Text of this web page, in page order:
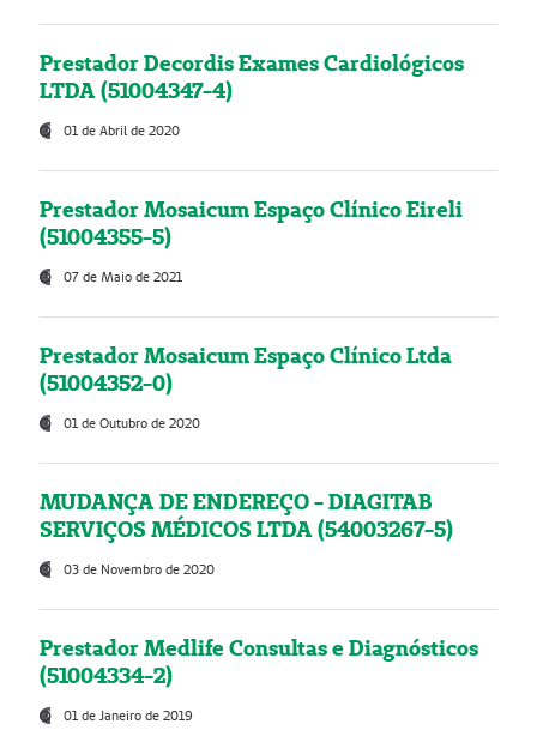
Prestador Decordis Exames Cardiológicos
LTDA (51004347-4)
01 de Abril de 2020
Prestador Mosaicum Espaço Clínico Eireli
(51004355-5)
07 de Maio de 2021
Prestador Mosaicum Espaço Clínico Ltda
(51004352-0)
01 de Outubro de 2020
MUDANÇA DE ENDEREÇO - DIAGITAB
SERVIÇOS MÉDICOS LTDA (54003267-5)
03 de Novembro de 2020
Prestador Medlife Consultas e Diagnósticos
(51004334-2)
01 de Janeiro de 2019